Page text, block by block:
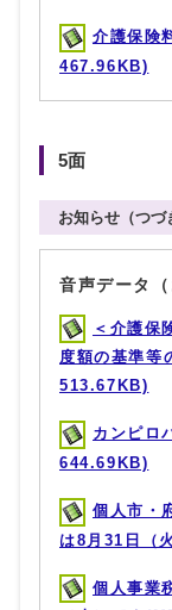
介護保険
467.96KB)
5面
お知らせ（つづ
音声データ（
＜介護保
度額の基準等
513.67KB)
カンピロ
644.69KB)
個人市・
は8月31日（
個人事業